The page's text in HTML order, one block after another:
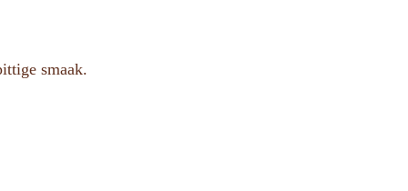
smaak.